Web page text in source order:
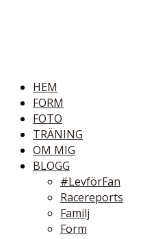
HEM
FORM
FOTO
TRÄNING
OM MIG
BLOGG
#LevförFan
Racereports
Familj
Form